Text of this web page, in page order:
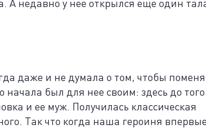
А недавно у нее открылся еще один
даже и не думала о том, чтобы
был для нее своим: здесь до
и ее муж. Получилась классическая
Так что когда наша героиня